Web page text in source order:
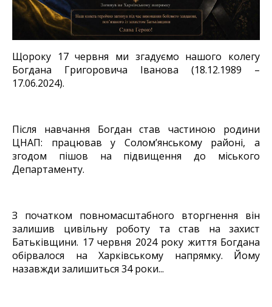
Щороку 17 червня ми згадуємо нашого колегу
Богдана Григоровича Іванова (18.12.1989 –
17.06.2024).
Після навчання Богдан став частиною родини
ЦНАП: працював у Солом’янському районі, а
згодом пішов на підвищення до міського
Департаменту.
З початком повномасштабного вторгнення він
залишив цивільну роботу та став на захист
Батьківщини. 17 червня 2024 року життя Богдана
обірвалося на Харківському напрямку. Йому
назавжди залишиться 34 роки...